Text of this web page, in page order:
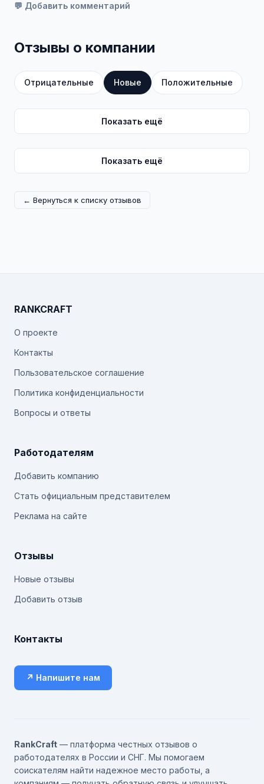
💬 Добавить комментарий
Отзывы о компании
Отрицательные Новые Положительные
Показать ещё
Показать ещё
← Вернуться к списку отзывов
RANKCRAFT
О проекте
Контакты
Пользовательское соглашение
Политика конфиденциальности
Вопросы и ответы
Работодателям
Добавить компанию
Стать официальным представителем
Реклама на сайте
Отзывы
Новые отзывы
Добавить отзыв
Контакты
↗ Напишите нам
RankCraft — платформа честных отзывов о
работодателях в России и СНГ. Мы помогаем
соискателям найти надежное место работы, а